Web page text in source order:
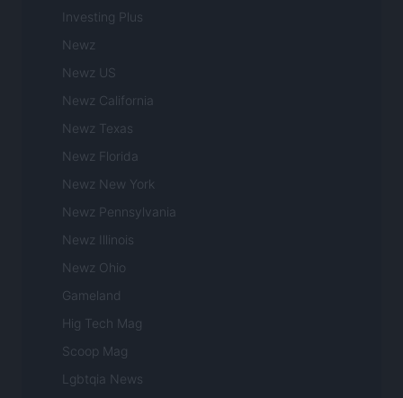
Investing Plus
Newz
Newz US
Newz California
Newz Texas
Newz Florida
Newz New York
Newz Pennsylvania
Newz Illinois
Newz Ohio
Gameland
Hig Tech Mag
Scoop Mag
Lgbtqia News